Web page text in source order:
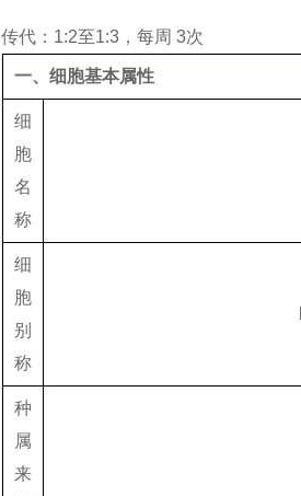
传代：1:2至1:3，每周 3次
一、细胞基本属性
细
胞
名
称
细
胞
别
称
种
属
来